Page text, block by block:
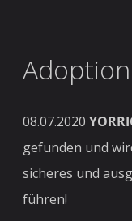
Adoption
08.07.2020
gefunden und
sicheres und
führen!